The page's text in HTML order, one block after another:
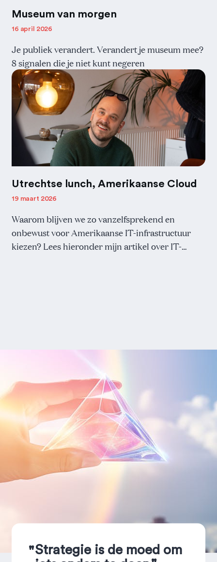
Museum van morgen
16 april 2026
Je publiek verandert. Verandert je museum mee?
8 signalen die je niet kunt negeren
Utrechtse lunch, Amerikaanse Cloud
19 maart 2026
Waarom blijven we zo vanzelfsprekend en
onbewust voor Amerikaanse IT-infrastructuur
kiezen? Lees hieronder mijn artikel over IT-
Strategie is de moed om